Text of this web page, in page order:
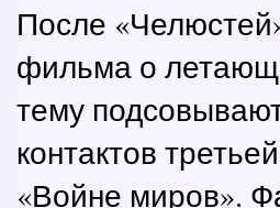
После
фильма о
тему
контактов
«Войне миров».